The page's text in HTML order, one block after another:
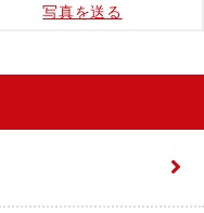
写真を送る